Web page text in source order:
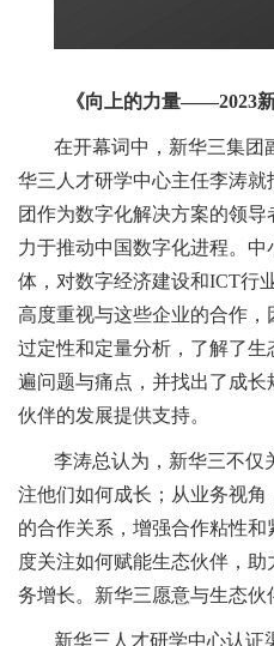
《向上的力量——2023
在开幕词中，新华三集团
华三人才研学中心主任李涛
团作为数字化解决方案的领
力于推动中国数字化进程。
体，对数字经济建设和ICT行
高度重视与这些企业的合作
过定性和定量分析，了解了
遍问题与痛点，并找出了成
伙伴的发展提供支持。
李涛总认为，新华三不仅
注他们如何成长；从业务视
的合作关系，增强合作粘性
度关注如何赋能生态伙伴，
务增长。新华三愿意与生态伙
新华三人才研学中心认证